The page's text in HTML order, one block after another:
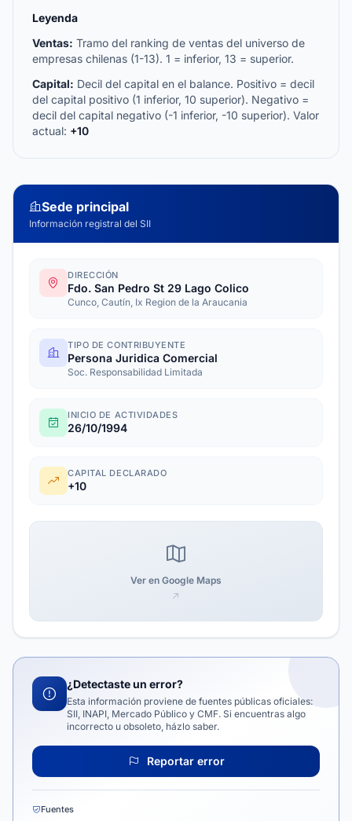
Leyenda
Ventas: Tramo del ranking de ventas del universo de
empresas chilenas (1-13). 1 = inferior, 13 = superior.
Capital: Decil del capital en el balance. Positivo = decil
del capital positivo (1 inferior, 10 superior). Negativo =
decil del capital negativo (-1 inferior, -10 superior). Valor
actual: +10
Sede principal
Información registral del SII
DIRECCIÓN
Fdo. San Pedro St 29 Lago Colico
Cunco, Cautín, Ix Region de la Araucania
TIPO DE CONTRIBUYENTE
Persona Juridica Comercial
Soc. Responsabilidad Limitada
INICIO DE ACTIVIDADES
26/10/1994
CAPITAL DECLARADO
+10
Ver en Google Maps
¿Detectaste un error?
Esta información proviene de fuentes públicas oficiales:
SII, INAPI, Mercado Público y CMF. Si encuentras algo
incorrecto u obsoleto, házlo saber.
Reportar error
Fuentes